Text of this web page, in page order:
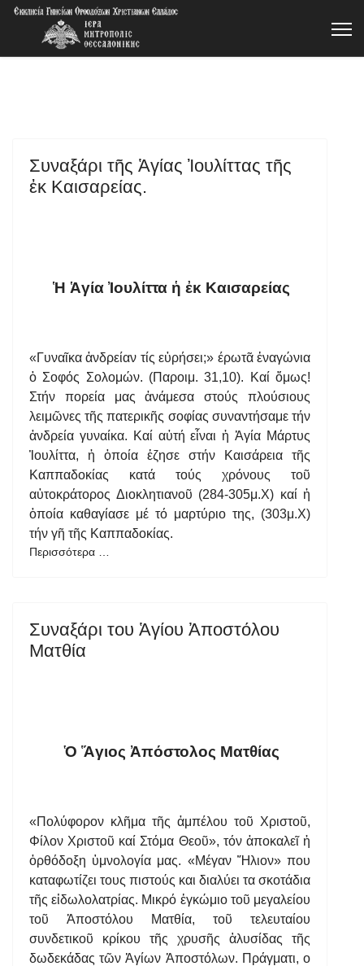
Συναξάρι τῆς Ἁγίας Ἰουλίττας τῆς
ἐκ Καισαρείας.
Ἡ Ἁγία Ἰουλίττα ἡ ἐκ Καισαρείας
«Γυναῖκα ἀνδρείαν τίς εὐρήσει;» έρωτᾶ ἐναγώνια
ὁ Σοφός Σολομών. (Παροιμ. 31,10). Καί ὅμως!
Στήν πορεία μας ἀνάμεσα στούς πλούσιους
λειμῶνες τῆς πατερικῆς σοφίας συναντήσαμε τήν
ἀνδρεία γυναίκα. Καί αὐτή εἶναι ἡ Ἁγία Μάρτυς
Ἰουλίττα, ἡ ὁποία ἐζησε στήν Καισάρεια τῆς
Καππαδοκίας κατά τούς χρόνους τοῦ
αὐτοκράτορος Διοκλητιανοῦ (284-305μ.Χ) καί ἡ
ὁποία καθαγίασε μέ τό μαρτύριο της, (303μ.Χ)
τήν γῆ τῆς Καππαδοκίας.
Περισσότερα …
Συναξάρι του Ἁγίου Ἀποστόλου
Ματθία
Ὁ Ἅγιος Ἀπόστολος Ματθίας
«Πολύφορον κλῆμα τῆς ἀμπέλου τοῦ Χριστοῦ,
Φίλον Χριστοῦ καί Στόμα Θεοῦ», τόν ἀποκαλεῖ ἡ
ὀρθόδοξη ὑμνολογία μας. «Μέγαν Ἥλιον» που
καταφωτίζει τους πιστούς και διαλύει τα σκοτάδια
τῆς εἰδωλολατρίας. Μικρό ἐγκώμιο τοῦ μεγαλείου
τοῦ Ἀποστόλου Ματθία, τοῦ τελευταίου
συνδετικοῦ κρίκου τῆς χρυσῆς ἁλυσίδας τῆς
δωδεκάδας τῶν Ἁγίων Ἀποστόλων. Πράγματι, ο